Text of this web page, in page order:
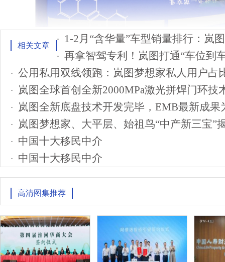
相关文章
岚图全新底盘技术开发完毕，EMB最新成
岚图梦想家、大平层、始祖鸟“中产新三宝”
中国十大移民中介
中国十大移民中介
高清图集推荐